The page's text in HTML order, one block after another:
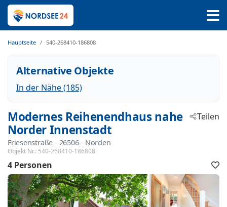
Hauptseite 540-268410-186808
Alternative Objekte
In der Nähe (185)
Modernes Reihenendhaus nahe
Norder Innenstadt
Friesenstraße - 26506 - Norden
Objekt Nr.: 540-268410-186808
Teilen
4 Personen